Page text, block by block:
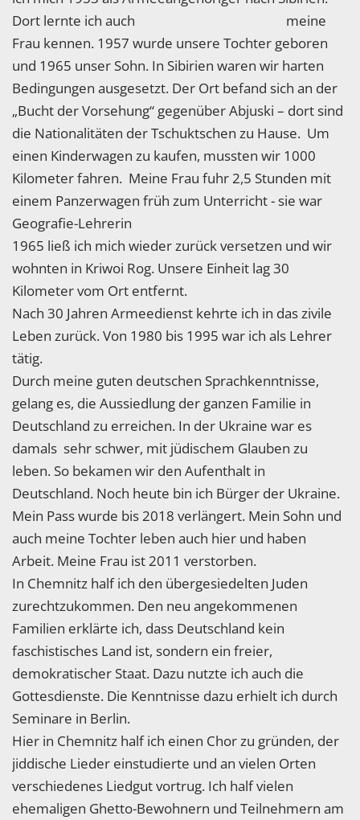
Dort lernte ich auch meine
Frau kennen. 1957 wurde unsere Tochter geboren
und 1965 unser Sohn. In Sibirien waren wir harten
Bedingungen ausgesetzt. Der Ort befand sich an der
„Bucht der Vorsehung“ gegenüber Abjuski – dort sind
die Nationalitäten der Tschuktschen zu Hause. Um
einen Kinderwagen zu kaufen, mussten wir 1000
Kilometer fahren. Meine Frau fuhr 2,5 Stunden mit
einem Panzerwagen früh zum Unterricht - sie war
Geografie-Lehrerin
1965 ließ ich mich wieder zurück versetzen und wir
wohnten in Kriwoi Rog. Unsere Einheit lag 30
Kilometer vom Ort entfernt.
Nach 30 Jahren Armeedienst kehrte ich in das zivile
Leben zurück. Von 1980 bis 1995 war ich als Lehrer
tätig.
Durch meine guten deutschen Sprachkenntnisse,
gelang es, die Aussiedlung der ganzen Familie in
Deutschland zu erreichen. In der Ukraine war es
damals sehr schwer, mit jüdischem Glauben zu
leben. So bekamen wir den Aufenthalt in
Deutschland. Noch heute bin ich Bürger der Ukraine.
Mein Pass wurde bis 2018 verlängert. Mein Sohn und
auch meine Tochter leben auch hier und haben
Arbeit. Meine Frau ist 2011 verstorben.
In Chemnitz half ich den übergesiedelten Juden
zurechtzukommen. Den neu angekommenen
Familien erklärte ich, dass Deutschland kein
faschistisches Land ist, sondern ein freier,
demokratischer Staat. Dazu nutzte ich auch die
Gottesdienste. Die Kenntnisse dazu erhielt ich durch
Seminare in Berlin.
Hier in Chemnitz half ich einen Chor zu gründen, der
jiddische Lieder einstudierte und an vielen Orten
verschiedenes Liedgut vortrug. Ich half vielen
ehemaligen Ghetto-Bewohnern und Teilnehmern am